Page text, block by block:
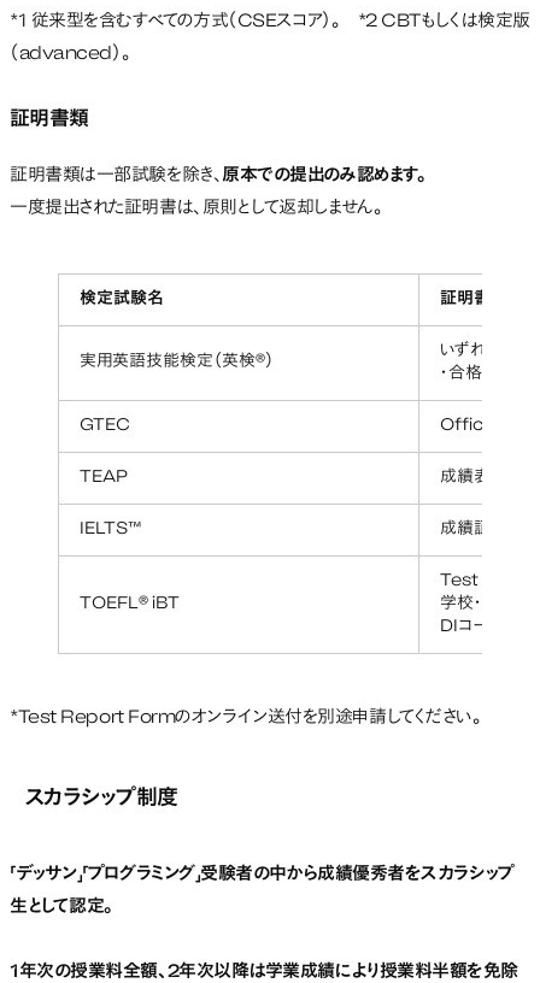
*1 従来型を含むすべての方式（CSEスコア）。 *2 CBTもしくは検定版
（advanced）。
証明書類
証明書類は一部試験を除き、原本での提出のみ認めます。
一度提出された証明書は、原則として返却しません。
検定試験名 証明書類
実用英語技能検定（英検®）
いずれか1つ
・合格証明書
GTEC Official
TEAP 成績表（
IELTS™ 成績証明書
TOEFL® iBT
Test Taker
学校・機関
DIコード：
*Test Report Formのオンライン送付を別途申請してください。
スカラシップ制度
「デッサン」「プログラミング」受験者の中から成績優秀者をスカラシップ
生として認定。
1年次の授業料全額、2年次以降は学業成績により授業料半額を免除